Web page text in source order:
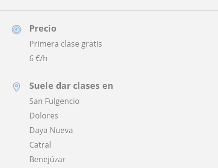
Precio
Primera clase gratis
6€/h
Suele dar clases en
San Fulgencio
Dolores
Daya Nueva
Catral
Benejúzar